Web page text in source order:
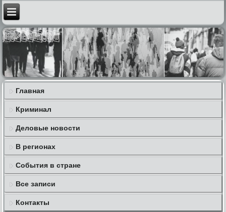
Главная
Криминал
Деловые новости
В регионах
События в стране
Все записи
Контакты